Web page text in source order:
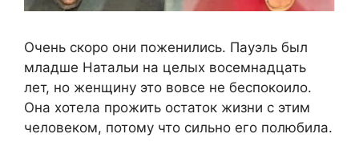
Очень скоро они поженились. Пауэль был
младше Натальи на целых восемнадцать
лет, но женщину это вовсе не беспокоило.
Она хотела прожить остаток жизни с этим
человеком, потому что сильно его полюбила.